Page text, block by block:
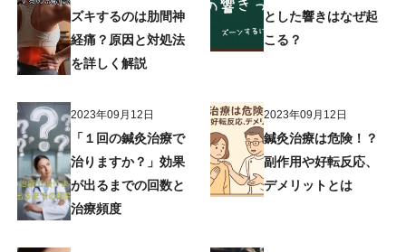
ズキするのは肋間神
経痛？原因と対処法
を詳しく解説
とした響きはなぜ起
こる？
2023年09月12日
「１回の鍼灸治療で
治りますか？」効果
が出るまでの回数と
治療頻度
2023年09月12日
鍼灸治療は危険！？
副作用や好転反応、
デメリットとは